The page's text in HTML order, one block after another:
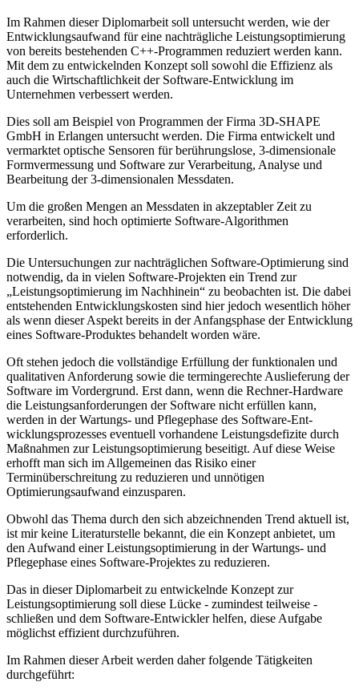
Im Rahmen dieser Diplomarbeit soll untersucht werden, wie der
Entwicklungsaufwand für eine nachträgliche Leistungsoptimierung
von bereits bestehenden C++-Programmen reduziert werden kann.
Mit dem zu entwickelnden Konzept soll sowohl die Effizienz als
auch die Wirtschaftlichkeit der Software-Entwicklung im
Unternehmen verbessert wer­den.
Dies soll am Beispiel von Programmen der Firma 3D-SHAPE
GmbH in Erlangen untersucht werden. Die Firma entwickelt und
vermarktet optische Sensoren für berührungslose, 3-dimensionale
Formvermessung und Software zur Verarbeitung, Analyse und
Bearbeitung der 3-dimensionalen Messdaten.
Um die großen Mengen an Messdaten in akzeptabler Zeit zu
verarbeiten, sind hoch optimierte Software-Algorithmen
erforderlich.
Die Untersuchungen zur nachträglichen Software-Optimierung sind
notwendig, da in vielen Software-Projekten ein Trend zur
„Leistungsoptimierung im Nach­hinein“ zu beobachten ist. Die dabei
entstehenden Entwicklungskosten sind hier jedoch wesentlich höher
als wenn dieser Aspekt bereits in der Anfangsphase der Entwicklung
eines Soft­ware-Produktes behandelt worden wäre.
Oft stehen jedoch die vollständige Erfüllung der funktionalen und
qualitativen Anforde­rung sowie die termingerechte Auslieferung der
Software im Vordergrund. Erst dann, wenn die Rechner-Hardware
die Leistungsanforderungen der Software nicht erfüllen kann,
werden in der Wartungs- und Pflegephase des Software-Ent­
wicklungsprozesses eventuell vorhandene Leistungsdefizite durch
Maßnahmen zur Leistungsoptimierung beseitigt. Auf diese Weise
erhofft man sich im Allge­meinen das Risiko einer
Terminüberschreitung zu reduzieren und unnötigen
Optimierungsaufwand einzusparen.
Obwohl das Thema durch den sich abzeichnenden Trend aktuell ist,
ist mir keine Literaturstelle bekannt, die ein Konzept anbietet, um
den Aufwand einer Leistungsoptimierung in der Wartungs- und
Pflegephase eines Software-Pro­jektes zu reduzieren.
Das in dieser Diplomarbeit zu entwickelnde Konzept zur
Leistungsoptimierung soll diese Lücke - zumindest teilweise -
schließen und dem Software-Entwickler helfen, diese Aufgabe
möglichst effizient durchzuführen.
Im Rahmen dieser Arbeit werden daher folgende Tätigkeiten
durchgeführt: